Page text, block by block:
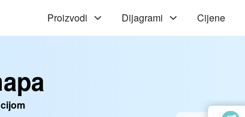
Proizvodi Dijagrami Cijene